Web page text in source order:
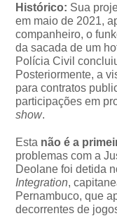
Histórico: Sua
em maio de 2021,
companheiro, o
da sacada de um
Polícia Civil
Posteriormente, a
para contratos
participações em
show.
Esta não é a
problemas com a
Deolane foi detida
Integration,
Pernambuco, que
decorrentes de